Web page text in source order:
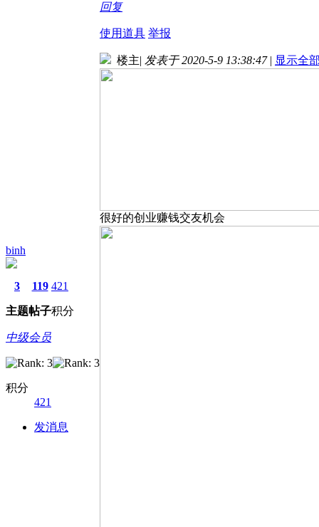
回复
使用道具 举报
binh
3
主题
119
帖子
421
积分
中级会员
积分
421
发消息
楼主| 发表于 2020-5-9 13:38:47 | 显示全
很好的创业赚钱交友机会